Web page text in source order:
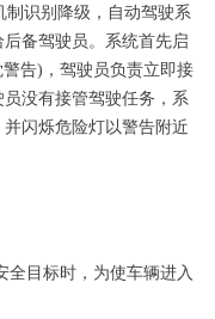
制识别 降级 ，自动驾驶系
后备驾驶员。系统首先启
告)，驾驶员负责立即接
员没有接管驾驶任务 ，系
闪烁危险灯以警告附近
全目标时，为使车辆进入